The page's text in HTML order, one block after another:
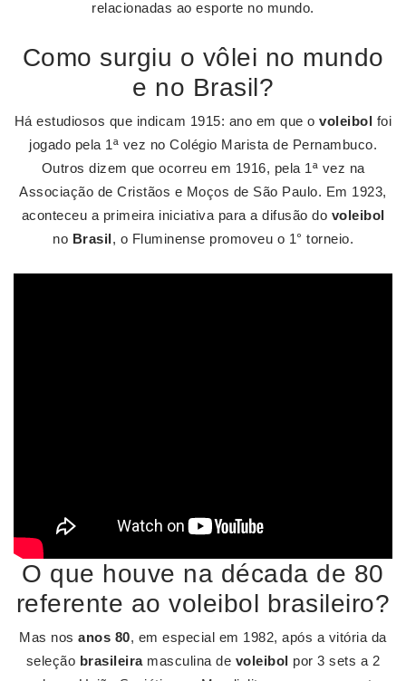
relacionadas ao esporte no mundo.
Como surgiu o vôlei no mundo
e no Brasil?
Há estudiosos que indicam 1915: ano em que ovoleibol foi
jogado pela 1ª vez no Colégio Marista de Pernambuco.
Outros dizem que ocorreu em 1916, pela 1ª vez na
Associação de Cristãos e Moços de São Paulo. Em 1923,
aconteceu a primeira iniciativa para a difusão do voleibol
no Brasil, o Fluminense promoveu o 1° torneio.
O que houve na década de 80
referente ao voleibol brasileiro?
Mas nosanos 80, em especial em 1982, após a vitória da
seleção brasileiramasculina de voleibol por 3 sets a 2